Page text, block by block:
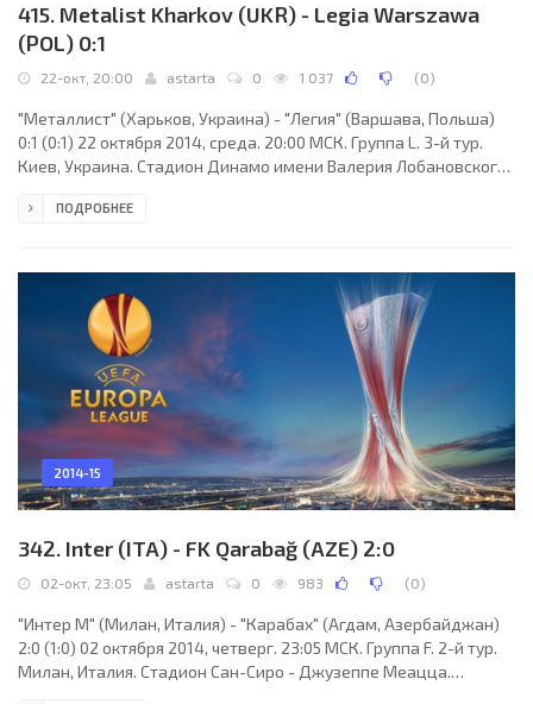
415. Metalist Kharkov (UKR) - Legia Warszawa
(POL) 0:1
22-окт, 20:00 astarta 0 1 037 (0)
"Металлист" (Харьков, Украина) - "Легия" (Варшава, Польша)
0:1 (0:1) 22 октября 2014, среда. 20:00 МСК. Группа L. 3-й тур.
Киев, Украина. Стадион Динамо имени Валерия Лобановского.
Мажейка (Каунас, Литва), Витаутас Шимкус (Литва), Саулюс
Торсильери, Сергей Пшеничных (Денис Кулаков, 61), Сергей
Болбат, Эдмар (к), Хуан Мануэль Торрес,
ПОДРОБНЕЕ
2014-15
342. Inter (ITA) - FK Qarabağ (AZE) 2:0
02-окт, 23:05 astarta 0 983 (0)
"Интер М" (Милан, Италия) - "Карабах" (Агдам, Азербайджан)
2:0 (1:0) 02 октября 2014, четверг. 23:05 МСК. Группа F. 2-й тур.
Милан, Италия. Стадион Сан-Сиро - Джузеппе Меацца.